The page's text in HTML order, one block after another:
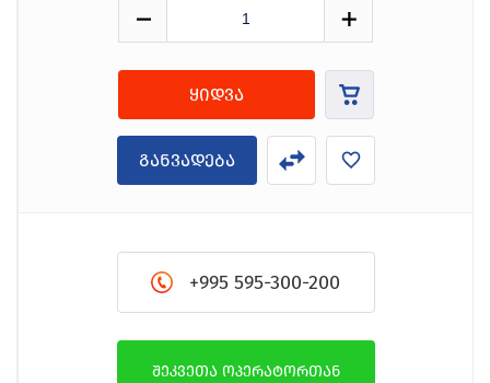
ყიდვა
განვადება
+995 595-300-200
შეკვეთა ოპერატორთან